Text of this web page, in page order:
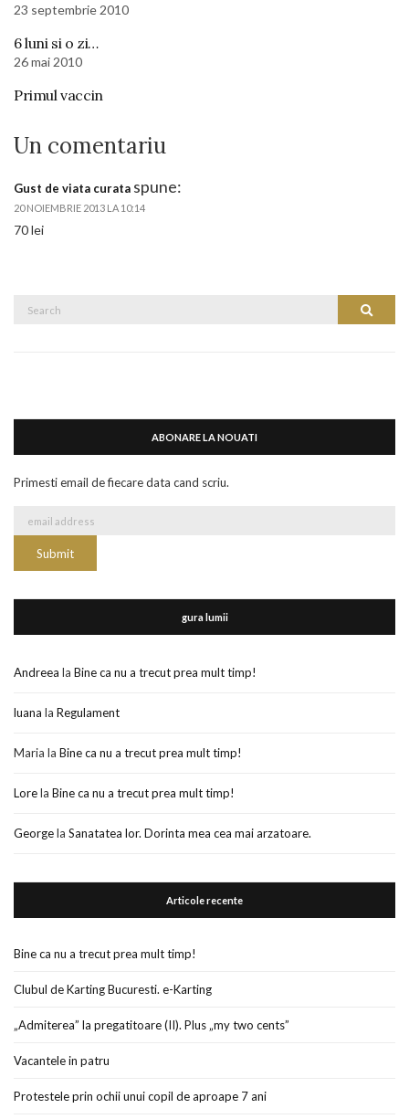
23 septembrie 2010
6 luni si o zi…
26 mai 2010
Primul vaccin
Un comentariu
Gust de viata curata spune:
20 NOIEMBRIE 2013 LA 10:14
70 lei
Search
Search
ABONARE LA NOUATI
Primesti email de fiecare data cand scriu.
gura lumii
Andreea la Bine ca nu a trecut prea mult timp!
luana la Regulament
Maria la Bine ca nu a trecut prea mult timp!
Lorela Bine ca nu a trecut prea mult timp!
Georgela Sanatatea lor. Dorinta mea cea mai arzatoare.
Articole recente
Bine ca nu a trecut prea mult timp!
Clubul de Karting Bucuresti. e-Karting
„Admiterea” la pregatitoare (II). Plus „my two cents”
Vacantele in patru
Protestele prin ochii unui copil de aproape 7 ani